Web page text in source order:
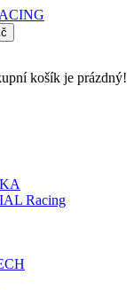
košík je prázdný!
Racing